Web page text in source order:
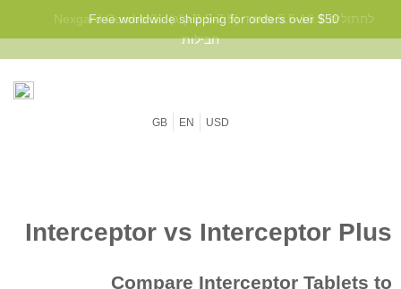
Nexgard Combo לחתולים 5.5-16.5 פאונד (2.5-7.5 ק"ג) - 3
חבילות
Free worldwide shipping for orders over $50
GB EN USD